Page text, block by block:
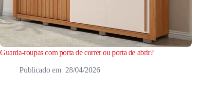
Guarda-roupas com porta de correr ou porta de abrir?
28/04/2026